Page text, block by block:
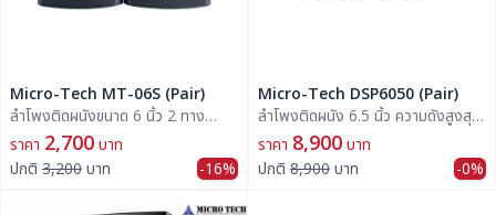
Micro-Tech MT-06S (Pair)
ลำโพงติดผนังขนาด 6 นิ้ว 2 ทาง
สามารถปรับวัตต์ได้ มีโวลต์ไลน์ มา
พร้อมชุดขาแขวนติดผนังเหมาะสำหรับ
งานติดตั้งกระจายเสียงตามร้านอาหาร
ร้านกาแฟ สปาร์ ห้องประชุม หรือเสียง
ราคา 2,700 บาท
ปกติ 3,200 บาท -16%
Micro-Tech DSP6050 (Pair)
ลำโพงติดผนัง 6.5 นิ้ว ความดังสูงสุด
104dB SPL
ราคา 8,900 บาท
ปกติ 8,900 บาท -0%